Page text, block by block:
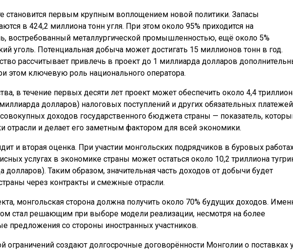
становится первым крупным воплощением новой политики. Запасы
в 424,2 миллиона тонн угля. При этом около 95% приходится на
востребованный металлургической промышленностью, ещё около 5%
уголь. Потенциальная добыча может достигать 15 миллионов тонн в год.
рассчитывает привлечь в проект до 1 миллиарда долларов
этом ключевую роль национального оператора.
в течение первых десяти лет проект может обеспечить около 4,4
долларов) налоговых поступлений и других обязательных
доходов государственного бюджета страны — показатель,
отрасли и делает его заметным фактором для всей экономики.
и вторая оценка. При участии монгольских подрядчиков в буровых
услугах в экономике страны может остаться около 10,2 триллиона
долларов). Таким образом, значительная часть доходов от добычи будет
через контракты и смежные отрасли.
монгольская сторона должна получить около 70% будущих доходов.
стал решающим при выборе модели реализации, несмотря на более
предложения со стороны иностранных участников.
ограничений создают долгосрочные договорённости Монголии о поставках